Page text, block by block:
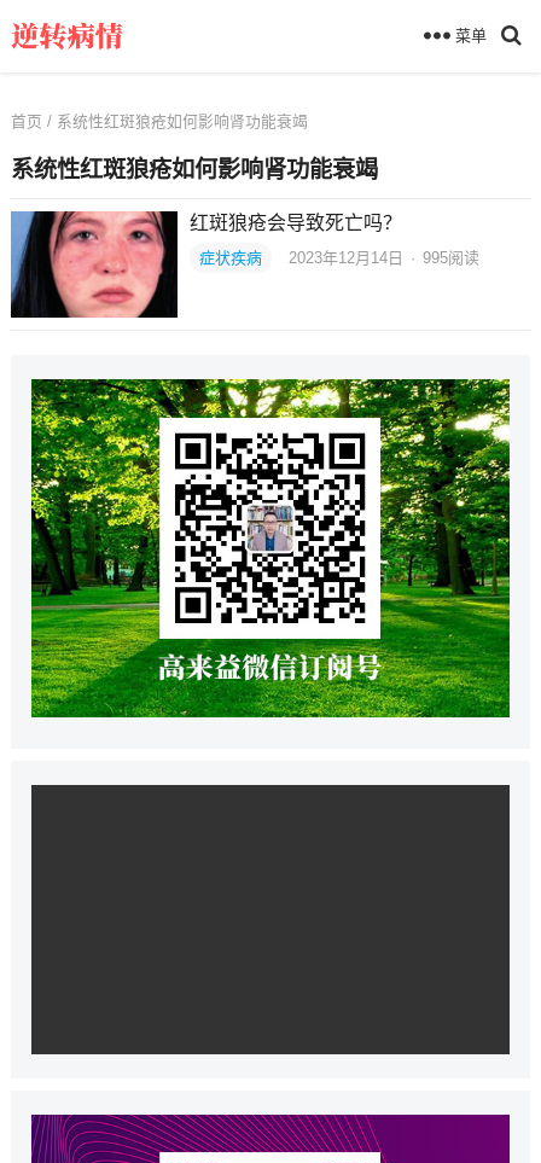
菜单
首页 / 系统性红斑狼疮如何影响肾功能衰竭
系统性红斑狼疮如何影响肾功能衰竭
红斑狼疮会导致死亡吗？
症状疾病 2023年12月14日 · 995阅读